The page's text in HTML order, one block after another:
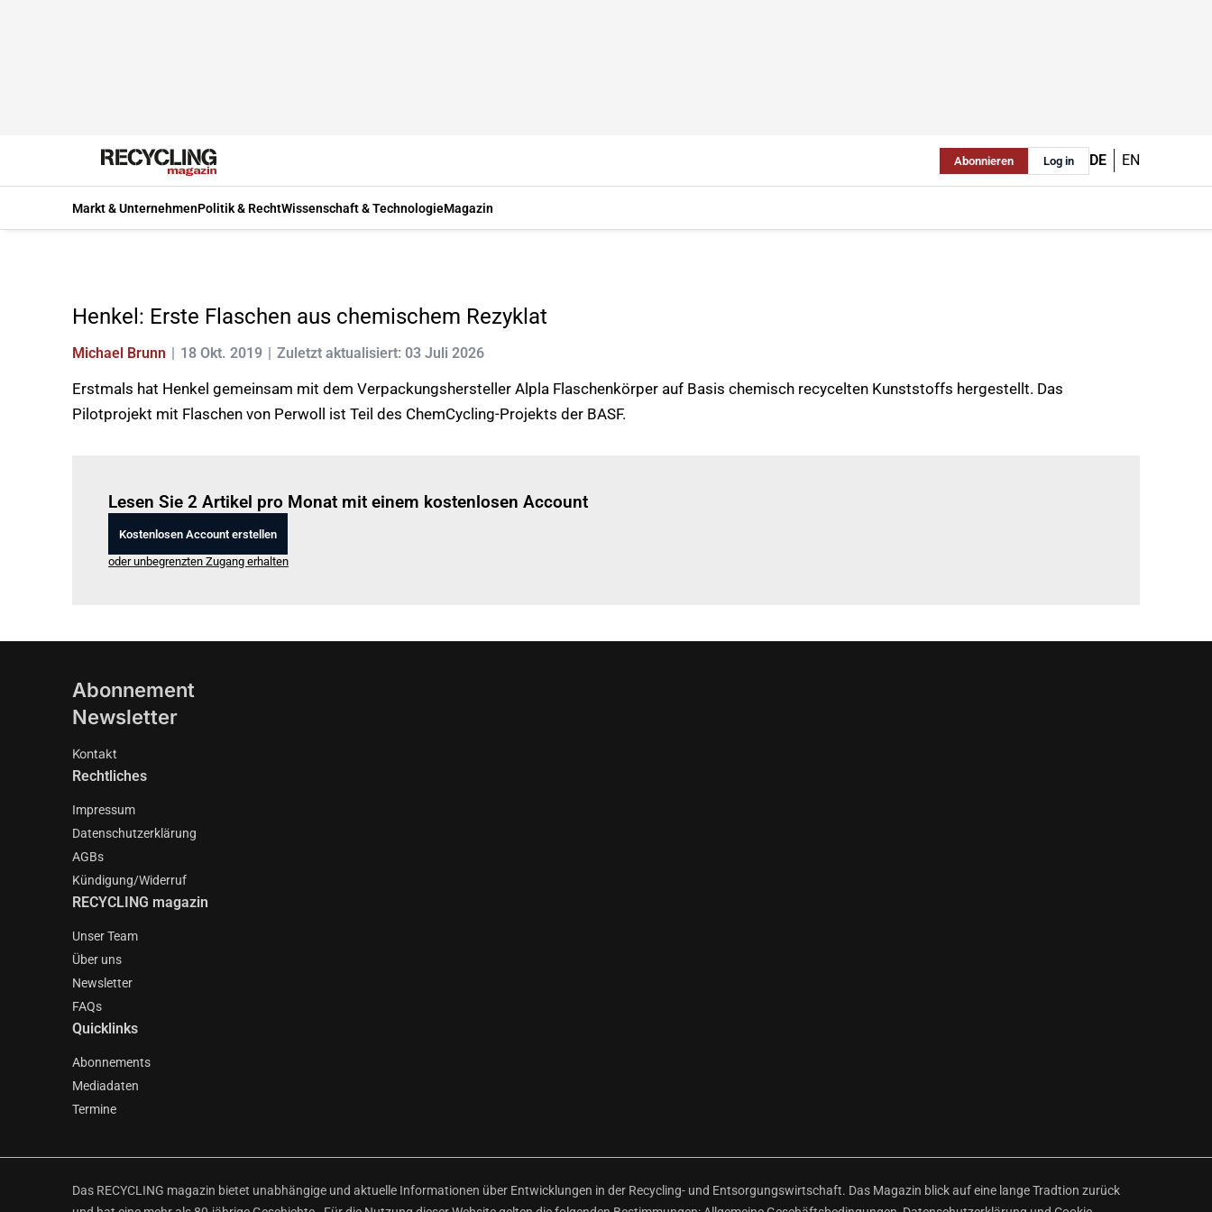
Abonnieren Log in DE EN
Markt & UnternehmenPolitik & RechtWissenschaft & TechnologieMagazin
Henkel: Erste Flaschen aus chemischem Rezyklat
Michael Brunn 18 Okt. 2019 Zuletzt aktualisiert: 03 Juli 2026
Erstmals hat Henkel gemeinsam mit dem Verpackungshersteller Alpla Flaschenkörper auf Basis chemisch recycelten Kunststoffs hergestellt. Das
Pilotprojekt mit Flaschen von Perwoll ist Teil des ChemCycling-Projekts der BASF.
Lesen Sie 2 Artikel pro Monat mit einem kostenlosen Account
Kostenlosen Account erstellen
oder unbegrenzten Zugang erhalten
Abonnement
Newsletter
Kontakt
Rechtliches
Impressum
Datenschutzerklärung
AGBs
Kündigung/Widerruf
RECYCLING magazin
Unser Team
Über uns
Newsletter
FAQs
Quicklinks
Abonnements
Mediadaten
Termine
Das RECYCLING magazin bietet unabhängige und aktuelle Informationen über Entwicklungen in der Recycling- und Entsorgungswirtschaft. Das Magazin blick auf eine lange Tradtion zurück